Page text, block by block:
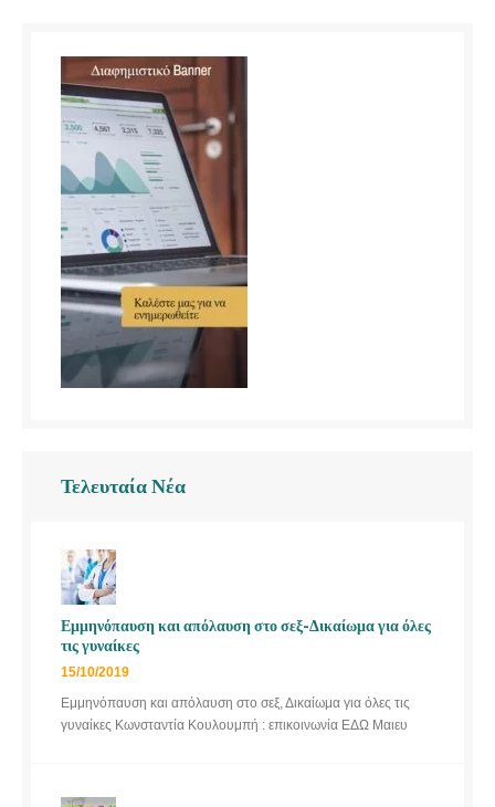
Τελευταία Νέα
Εμμηνόπαυση και απόλαυση στο σεξ-Δικαίωμα για όλες
τις γυναίκες
15/10/2019
Εμμηνόπαυση και απόλαυση στο σεξ, Δικαίωμα για όλες τις
γυναίκες Κωνσταντία Κουλουμπή : επικοινωνία ΕΔΩ Μαιευ